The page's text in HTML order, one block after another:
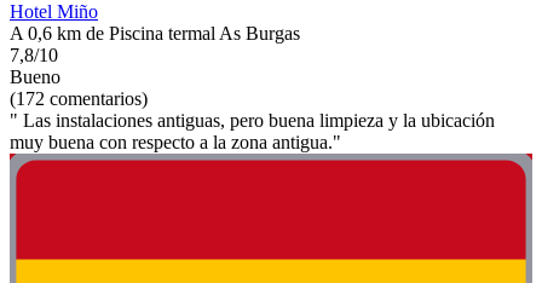
Hotel Miño
A 0,6 km de Piscina termal As Burgas
7,8/10
Bueno
(172 comentarios)
" Las instalaciones antiguas, pero buena limpieza y la ubicación
muy buena con respecto a la zona antigua."